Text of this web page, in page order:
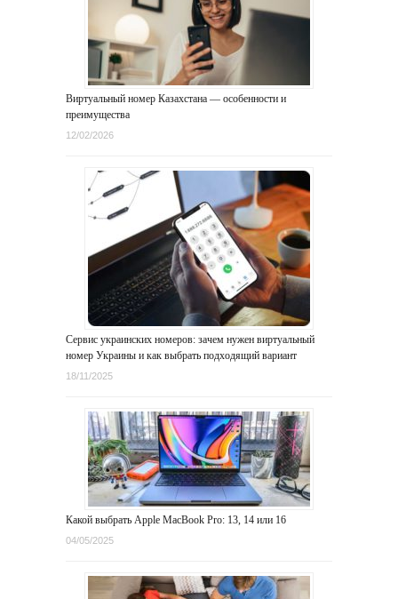
Виртуальный номер Казахстана — особенности и
преимущества
12/02/2026
Сервис украинских номеров: зачем нужен виртуальный
номер Украины и как выбрать подходящий вариант
18/11/2025
Какой выбрать Apple MacBook Pro: 13, 14 или 16
04/05/2025